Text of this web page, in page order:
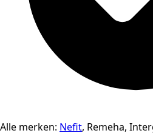
Alle merken: Nefit, Remeha,